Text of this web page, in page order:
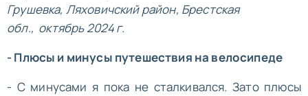
Грушевка, Ляховичский район, Брестская
обл., октябрь 2024 г.
- Плюсы и минусы путешествия на велосипеде
- С минусами я пока не сталкивался. Зато плюсы